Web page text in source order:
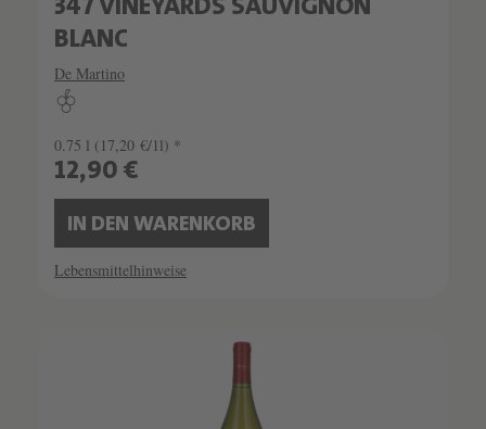
347 VINEYARDS SAUVIGNON
BLANC
De Martino
0.75 l (17,20 €/1l) *
12,90 €
IN DEN WARENKORB
Lebensmittelhinweise